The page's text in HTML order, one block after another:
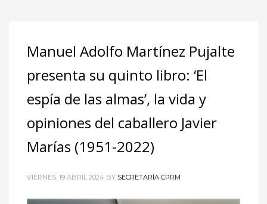
Manuel Adolfo Martínez Pujalte
presenta su quinto libro: ‘El
espía de las almas’, la vida y
opiniones del caballero Javier
Marías (1951-2022)
VIERNES, 19 ABRIL 2024 BY SECRETARÍA CPRM